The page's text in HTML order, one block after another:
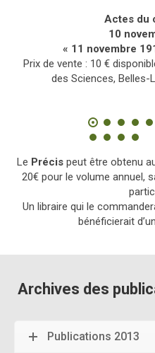
Actes du
10
« 11 novembre
Prix de vente : 10 €
des Sciences,
Le Précispeut être obtenu
20€ pour le volume annuel,
Un libraire qui le
bénéficierait
Archives des
Publications 2013